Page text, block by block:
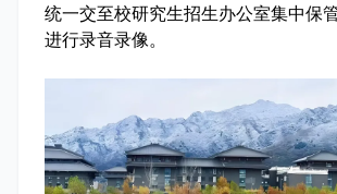
统一交至校研究生招生办公室集中保
进行录音录像。